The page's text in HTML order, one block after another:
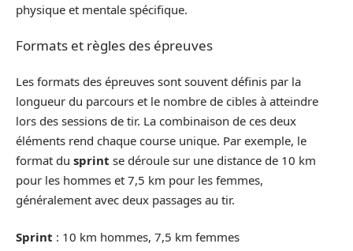
physique et mentale spécifique.
Formats et règles des épreuves
Les formats des épreuves sont souvent définis par la
longueur du parcours et le nombre de cibles à atteindre
lors des sessions de tir. La combinaison de ces deux
éléments rend chaque course unique. Par exemple, le
format du sprint se déroule sur une distance de 10 km
pour les hommes et 7,5 km pour les femmes,
généralement avec deux passages au tir.
Sprint : 10 km hommes, 7,5 km femmes